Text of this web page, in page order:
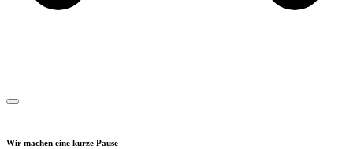
Wir machen eine kurze Pause